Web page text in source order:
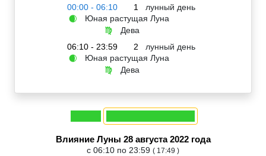
00:00 - 06:10 1 лунный день
🌒 Юная растущая Луна
♍
Дева
06:10 - 23:59
2 лунный день
🌒 Юная растущая Луна
♍ Дева
Влияние Луны 28 августа 2022 года
с 06:10 по 23:59 ( 17:49 )